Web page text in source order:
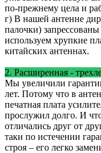
по-прежнему цела и
г) В нашей антенне
палочки)
используем хрупкие
китайских антеннах.
2. Расширенная -
Мы увеличили
лет. Потому что в
печатная плата
прослужил долго. И
отличались друг от
таки по истечении
строя – его легко